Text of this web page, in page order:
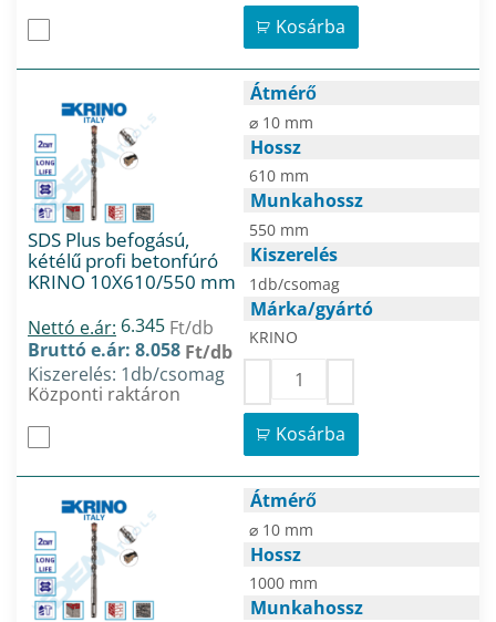
Kosárba
SDS Plus befogású,
kétélű profi betonfúró
KRINO 10X610/550 mm
Nettó e.ár: 6.345 Ft/db
Bruttó e.ár: 8.058 Ft/db
Kiszerelés: 1db/csomag
Központi raktáron
Átmérő
⌀ 10 mm
Hossz
610 mm
Munkahossz
550 mm
Kiszerelés
1db/csomag
Márka/gyártó
KRINO
Kosárba
Átmérő
⌀ 10 mm
Hossz
1000 mm
Munkahossz